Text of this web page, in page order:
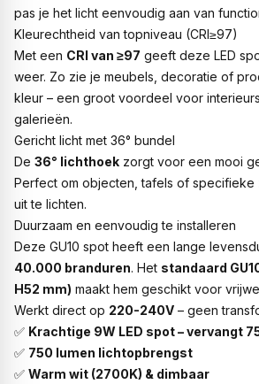
pas je het licht eenvoudig aan van
Kleurechtheid van topniveau (CRI≥97)
Met een CRI van ≥97 geeft deze LED
weer. Zo zie je meubels, decoratie of
kleur – een groot voordeel voor
galerieën.
Gericht licht met 36° bundel
De 36° lichthoek zorgt voor een mooi
Perfect om objecten, tafels of specifieke
uit te lichten.
Duurzaam en eenvoudig te installeren
Deze GU10 spot heeft een lange
40.000 branduren. Het standaard
H52 mm) maakt hem geschikt voor
Werkt direct op 220-240V – geen
✅ Krachtige 9W LED spot – vervangt
✅ 750 lumen lichtopbrengst
✅ Warm wit (2700K) & dimbaar